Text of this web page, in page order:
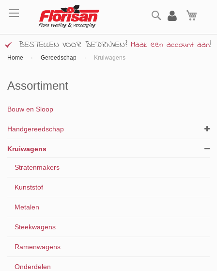
naar
inhoud
Zoek
BESTELLEN VOOR BEDRIJVEN? Maak een account aan!
Home Gereedschap Kruiwagens
Assortiment
Bouw en Sloop
Handgereedschap
Kruiwagens
Stratenmakers
Kunststof
Metalen
Steekwagens
Ramenwagens
Onderdelen